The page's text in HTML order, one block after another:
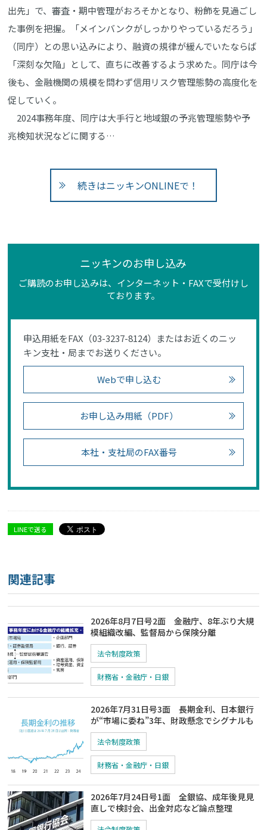
出先」で、審査・期中管理がおろそかとなり、粉飾を見過ごし
た事例を把握。「メインバンクがしっかりやっているだろう」
（同庁）との思い込みにより、融資の規律が緩んでいたならば
「深刻な欠陥」として、直ちに改善するよう求めた。同庁は今
後も、金融機関の規模を問わず信用リスク管理態勢の高度化を
促していく。
2024事務年度、同庁は大手行と地域銀の予兆管理態勢や予
兆検知状況などに関する…
続きはニッキンONLINEで！
ニッキンのお申し込み
ご購読のお申し込みは、インターネット・FAXで受付けし
ております。
申込用紙をFAX（03-3237-8124）またはお近くのニッ
キン支社・局までお送りください。
Webで申し込む
お申し込み用紙（PDF）
本社・支社局のFAX番号
LINEで送る
関連記事
2026年8月7日号2面 金融庁、8年ぶり大規
模組織改編、監督局から保険分離
法令制度政策
財務省・金融庁・日銀
2026年7月31日号3面 長期金利、日本銀行
が“市場に委ね”3年、財政懸念でシグナルも
法令制度政策
財務省・金融庁・日銀
2026年7月24日号1面 全銀協、成年後見見
直しで検討会、出金対応など論点整理